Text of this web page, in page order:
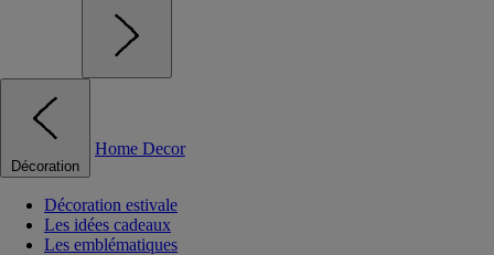
Décoration
Home Decor
Décoration estivale
Les idées cadeaux
Les emblématiques